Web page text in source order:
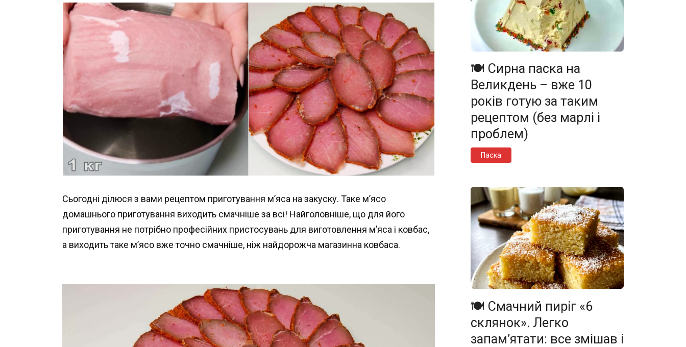
Сьогодні ділюся з вами рецептом приготування м’яса на закуску. Таке м’ясо
домашнього приготування виходить смачніше за всі! Найголовніше, що для його
приготування не потрібно професійних пристосувань для виготовлення м’яса і ковбас,
а виходить таке м’ясо вже точно смачніше, ніж найдорожча магазинна ковбаса.
🍽️ Сирна паска на
Великдень – вже 10
років готую за таким
рецептом (без марлі і
проблем)
Паска
🍽️ Смачний пиріг «6
склянок». Легко
запам’ятати: все змішав і